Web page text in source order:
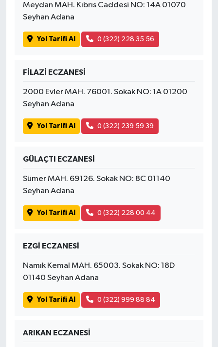
Meydan MAH. Kıbrıs Caddesi NO: 14A 01070
Seyhan Adana
Yol Tarifi Al 0 (322) 228 35 56
FİLAZİ ECZANESİ
2000 Evler MAH. 76001. Sokak NO: 1A 01200
Seyhan Adana
Yol Tarifi Al 0 (322) 239 59 39
GÜLAÇTI ECZANESİ
Sümer MAH. 69126. Sokak NO: 8C 01140
Seyhan Adana
Yol Tarifi Al 0 (322) 228 00 44
EZGİ ECZANESİ
Namık Kemal MAH. 65003. Sokak NO: 18D
01140 Seyhan Adana
Yol Tarifi Al 0 (322) 999 88 84
ARIKAN ECZANESİ